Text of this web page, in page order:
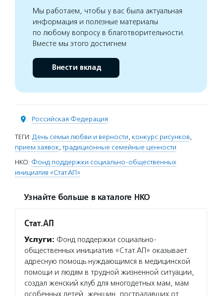
Мы работаем, чтобы у вас была актуальная
информация и полезные материалы
по любому вопросу в благотворительности.
Вместе мы этого достигнем
Внести вклад
Российская Федерация
ТЕГИ: День семьи любви и верности, конкурс рисунков,
прием заявок,традиционные семейные ценности
НКО: Фонд поддержки социально-общественных
инициатив «Стат.АП»
Узнайте больше в каталоге НКО
Стат.АП
Услуги: Фонд поддержки социально-
общественных инициатив «Стат.АП» оказывает
адресную помощь нуждающимся в медицинской
помощи и людям в трудной жизненной ситуации,
создал женский клуб для многодетных мам, мам
особенных детей, женщин, пострадавших от…